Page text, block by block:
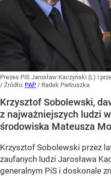
Prezes PiS Jarosław Kaczyński (L) i
/ Źródło: PAP / Radek Pietruszka
Krzysztof Sobolewski,
z najważniejszych ludzi
środowiska Mateusza
Krzysztof Sobolewski przez
zaufanych ludzi Jarosława
generalnym PiS i doskonale